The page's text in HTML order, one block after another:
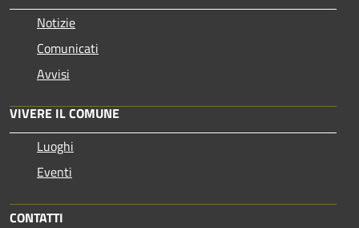
Notizie
Comunicati
Avvisi
VIVERE IL COMUNE
Luoghi
Eventi
CONTATTI